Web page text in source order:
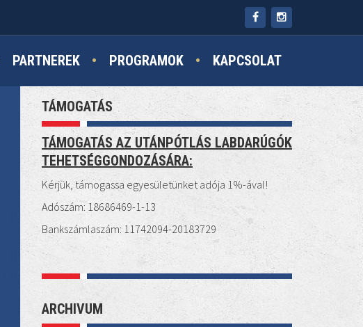
PARTNEREK PROGRAMOK KAPCSOLAT
TÁMOGATÁS
TÁMOGATÁS AZ UTÁNPÓTLÁS LABDARÚGÓK
TEHETSÉGGONDOZÁSÁRA:
Kérjük, támogassa egyesületünket adója 1%-ával!
Adószám: 18686469-1-13
Bankszámlaszám: 11742094-20183729
ARCHIVUM